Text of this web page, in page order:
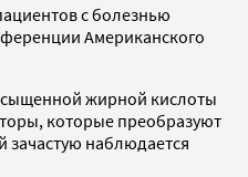
с болезнью
Американского
жирной кислоты
которые преобразуют
зачастую наблюдается